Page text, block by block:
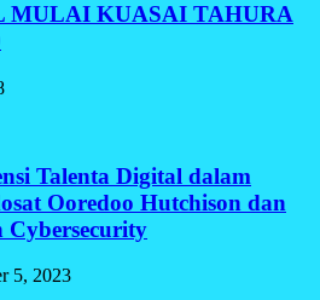
MULAI KUASAI TAHURA
Talenta Digital dalam
Ooredoo Hutchison dan
Cybersecurity
5, 2023